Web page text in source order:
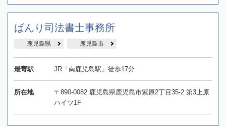
ばんり司法書士事務所
鹿児島県 鹿児島市
最寄駅 JR「南鹿児島駅」徒歩17分
所在地
〒890-0082 鹿児島県鹿児島市紫原2丁目35-2 第3上原
ハイツ1F